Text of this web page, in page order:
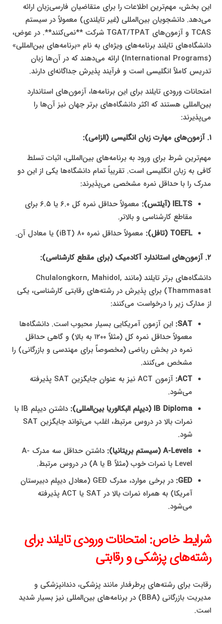
این بخش، مهم‌ترین اطلاعات را برای متقاضیان فارسی‌زبان ارائه
می‌دهد. دانشجویان بین‌المللی (غیر تایلندی) معمولاً در سیستم
TCAS و آزمون‌های TGAT/TPAT شرکت **نمی‌کنند**. در عوض،
دانشگاه‌های تایلند برنامه‌های ویژه‌ای به نام «برنامه‌های بین‌المللی»
(International Programs) ارائه می‌دهند که در آن‌ها زبان
تدریس کاملاً انگلیسی است و فرآیند پذیرش جداگانه‌ای دارند.
امتحانات ورودی تایلند برای این برنامه‌ها، آزمون‌های استاندارد
بین‌المللی هستند که اکثر دانشگاه‌های برتر جهان نیز آن‌ها را
می‌پذیرند:
۱. آزمون‌های مهارت زبان انگلیسی (الزامی):
مهم‌ترین شرط برای ورود به برنامه‌های بین‌المللی، اثبات تسلط
کافی به زبان انگلیسی است. تقریباً تمام دانشگاه‌ها یکی از این دو
مدرک را با حداقل نمره مشخصی می‌پذیرند:
IELTS (آیلتس):
معمولاً حداقل نمره کل ۶.۰ یا ۶.۵ برای
مقاطع کارشناسی و بالاتر.
TOEFL (تافل):
معمولاً حداقل نمره ۸۰ (iBT) یا معادل آن.
۲. آزمون‌های استاندارد آکادمیک (برای مقطع کارشناسی):
دانشگاه‌های برتر تایلند (مانند Chulalongkorn, Mahidol,
Thammasat) برای پذیرش در رشته‌های رقابتی کارشناسی، یکی
از مدارک زیر را درخواست می‌کنند:
SAT: این آزمون آمریکایی بسیار محبوب است. دانشگاه‌ها
معمولاً حداقل نمره کل (مثلاً ۱۲۰۰ به بالا) و گاهی حداقل
نمره در بخش ریاضی (مخصوصاً برای مهندسی و بازرگانی) را
مشخص می‌کنند.
ACT:
آزمون ACT نیز به عنوان جایگزین SAT پذیرفته
می‌شود.
IB Diploma (دیپلم البکالوریا بین‌المللی):
داشتن دیپلم IB با
نمرات بالا در دروس مرتبط، اغلب می‌تواند جایگزین SAT
شود.
A-Levels (سیستم بریتانیا):
داشتن حداقل سه مدرک A-
Level با نمرات خوب (مثلاً B یا A) در دروس مرتبط.
GED:
در برخی موارد، مدرک GED (معادل دیپلم دبیرستان
آمریکا) به همراه نمرات بالا در SAT یا ACT پذیرفته
می‌شود.
شرایط خاص: امتحانات ورودی تایلند برای
رشته‌های پزشکی و رقابتی
رقابت برای رشته‌های پرطرفدار مانند پزشکی، دندانپزشکی و
مدیریت بازرگانی (BBA) در برنامه‌های بین‌المللی نیز بسیار شدید
است.